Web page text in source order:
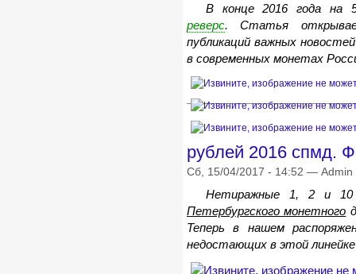
В конце 2016 года на
реверс. Статья
публикаций важных
в современных монетах
рублей 2016 спмд.
Сб, 15/04/2017 - 14:52 — Admin
Нетиражные 1, 2 и 10
Петербургского монетного
Теперь в нашем
недостающих в этой